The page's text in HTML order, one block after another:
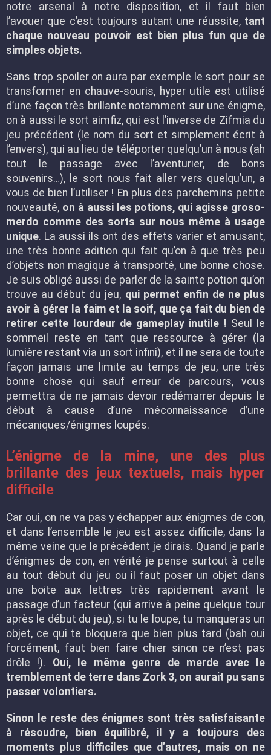
notre arsenal à notre disposition, et il faut bien
l’avouer que c’est toujours autant une réussite, tant
chaque nouveau pouvoir est bien plus fun que de
simples objets.
Sans trop spoiler on aura par exemple le sort pour se
transformer en chauve-souris, hyper utile est utilisé
d’une façon très brillante notamment sur une énigme,
on à aussi le sort aimfiz, qui est l’inverse de Zifmia du
jeu précédent (le nom du sort et simplement écrit à
l’envers), qui au lieu de téléporter quelqu’un à nous (ah
tout le passage avec l’aventurier, de bons
souvenirs…), le sort nous fait aller vers quelqu’un, a
vous de bien l’utiliser ! En plus des parchemins petite
nouveauté, on à aussi les potions, qui agisse groso-
merdo comme des sorts sur nous même à usage
unique. La aussi ils ont des effets varier et amusant,
une très bonne adition qui fait qu’on à que très peu
d’objets non magique à transporté, une bonne chose.
Je suis obligé aussi de parler de la sainte potion qu’on
trouve au début du jeu, qui permet enfin de ne plus
avoir à gérer la faim et la soif, que ça fait du bien de
retirer cette lourdeur de gameplay inutile ! Seul le
sommeil reste en tant que ressource à gérer (la
lumière restant via un sort infini), et il ne sera de toute
façon jamais une limite au temps de jeu, une très
bonne chose qui sauf erreur de parcours, vous
permettra de ne jamais devoir redémarrer depuis le
début à cause d’une méconnaissance d’une
mécaniques/énigmes loupés.
L’énigme de la mine, une des plus
brillante des jeux textuels, mais hyper
difficile
Car oui, on ne va pas y échapper aux énigmes de con,
et dans l’ensemble le jeu est assez difficile, dans la
même veine que le précédent je dirais. Quand je parle
d’énigmes de con, en vérité je pense surtout à celle
au tout début du jeu ou il faut poser un objet dans
une boite aux lettres très rapidement avant le
passage d’un facteur (qui arrive à peine quelque tour
après le début du jeu), si tu le loupe, tu manqueras un
objet, ce qui te bloquera que bien plus tard (bah oui
forcément, faut bien faire chier sinon ce n’est pas
drôle !). Oui, le même genre de merde avec le
tremblement de terre dans Zork 3, on aurait pu sans
passer volontiers.
Sinon le reste des énigmes sont très satisfaisante
à résoudre, bien équilibré, il y a toujours des
moments plus difficiles que d’autres, mais on ne